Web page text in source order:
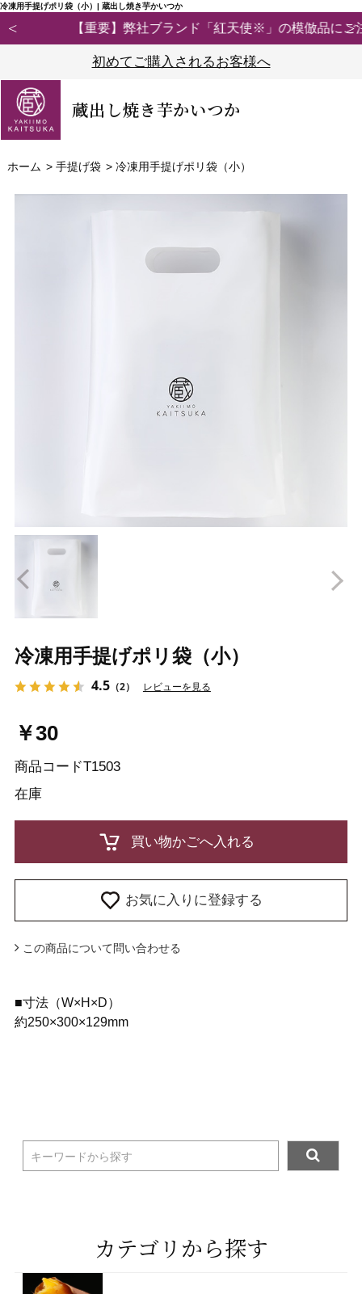
冷凍用手提げポリ袋（小）| 蔵出し焼き芋かいつか
【重要】弊社ブランド「紅天使※」の模倣品にご注意ください
初めてご購入されるお客様へ
蔵出し焼き芋かいつか
ホーム > 手提げ袋 > 冷凍用手提げポリ袋（小）
冷凍用手提げポリ袋（小）
4.5（2） レビューを見る
￥30
商品コードT1503
在庫
お気に入りに登録する
この商品について問い合わせる
■寸法（W×H×D）
約250×300×129mm
キーワードから探す
カテゴリから探す